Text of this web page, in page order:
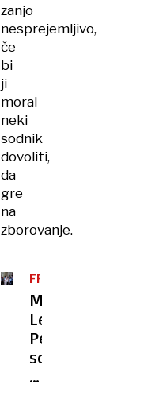
zanjo
nesprejemljivo,
če
bi
ji
moral
neki
sodnik
dovoliti,
da
gre
na
zborovanje.
FRANCIJA
Marine
Le
Pen
so
se